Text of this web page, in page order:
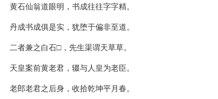
黄石仙翁道眼明，书成往往字字精。
丹成书成俱是实，犹堕于偏非至道。
二者兼之白石□，先生渠谓天草草。
天皇案前黄老君，辍与人皇为老臣。
老郎老君之后身，收拾乾坤平月春。